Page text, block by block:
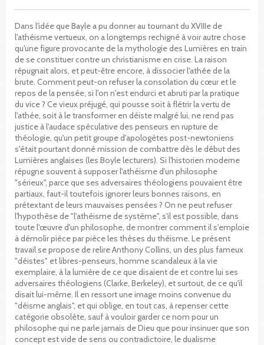
Dans l'idée que Bayle a pu donner au tournant du XVIIIe de
l'athéisme vertueux, on a longtemps rechigné à voir autre chose
qu'une figure provocante de la mythologie des Lumières en train
de se constituer contre un christianisme en crise. La raison
répugnait alors, et peut-être encore, à dissocier l'athée de la
brute. Comment peut-on refuser la consolation du cœur et le
repos de la pensée, si l'on n'est endurci et abruti par la pratique
du vice ? Ce vieux préjugé, qui pousse soit à flétrir la vertu de
l'athée, soit à le transformer en déiste malgré lui, ne rend pas
justice à l'audace spéculative des penseurs en rupture de
théologie, qu'un petit groupe d'apologètes post-newtoniens
s'était pourtant donné mission de combattre dès le début des
Lumières anglaises (les Boyle lecturers). Si l'historien moderne
répugne souvent à supposer l'athéisme d'un philosophe
"sérieux", parce que ses adversaires théologiens pouvaient être
partiaux, faut-il toutefois ignorer leurs bonnes raisons, en
prétextant de leurs mauvaises pensées ? On ne peut refuser
l'hypothèse de "l'athéisme de système", s'il est possible, dans
toute l'œuvre d'un philosophe, de montrer comment il s'emploie
à démolir pièce par pièce les thèses du théisme. Le présent
travail se propose de relire Anthony Collins, un des plus fameux
"déistes" et libres-penseurs, homme scandaleux à la vie
exemplaire, à la lumière de ce que disaient de et contre lui ses
adversaires théologiens (Clarke, Berkeley), et surtout, de ce qu'il
disait lui-même. Il en ressort une image moins convenue du
"déisme anglais", et qui oblige, en tout cas, à repenser cette
catégorie obsolète, sauf à vouloir garder ce nom pour un
philosophe qui ne parle jamais de Dieu que pour insinuer que son
concept est vide de sens ou contradictoire, le dualisme